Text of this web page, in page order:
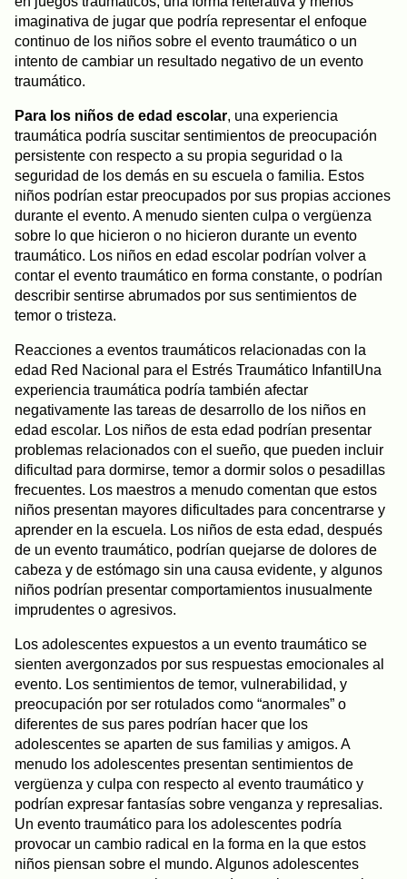
imaginativa de jugar que podría representar el enfoque
continuo de los niños sobre el evento traumático o un
intento de cambiar un resultado negativo de un evento
traumático.
Para los niños de edad escolar, una experiencia
traumática podría suscitar sentimientos de preocupación
persistente con respecto a su propia seguridad o la
seguridad de los demás en su escuela o familia. Estos
niños podrían estar preocupados por sus propias acciones
durante el evento. A menudo sienten culpa o vergüenza
sobre lo que hicieron o no hicieron durante un evento
traumático. Los niños en edad escolar podrían volver a
contar el evento traumático en forma constante, o podrían
describir sentirse abrumados por sus sentimientos de
temor o tristeza.
Reacciones a eventos traumáticos relacionadas con la
edad Red Nacional para el Estrés Traumático InfantilUna
experiencia traumática podría también afectar
negativamente las tareas de desarrollo de los niños en
edad escolar. Los niños de esta edad podrían presentar
problemas relacionados con el sueño, que pueden incluir
dificultad para dormirse, temor a dormir solos o pesadillas
frecuentes. Los maestros a menudo comentan que estos
niños presentan mayores dificultades para concentrarse y
aprender en la escuela. Los niños de esta edad, después
de un evento traumático, podrían quejarse de dolores de
cabeza y de estómago sin una causa evidente, y algunos
niños podrían presentar comportamientos inusualmente
imprudentes o agresivos.
Los adolescentes expuestos a un evento traumático se
sienten avergonzados por sus respuestas emocionales al
evento. Los sentimientos de temor, vulnerabilidad, y
preocupación por ser rotulados como “anormales” o
diferentes de sus pares podrían hacer que los
adolescentes se aparten de sus familias y amigos. A
menudo los adolescentes presentan sentimientos de
vergüenza y culpa con respecto al evento traumático y
podrían expresar fantasías sobre venganza y represalias.
Un evento traumático para los adolescentes podría
provocar un cambio radical en la forma en la que estos
niños piensan sobre el mundo. Algunos adolescentes